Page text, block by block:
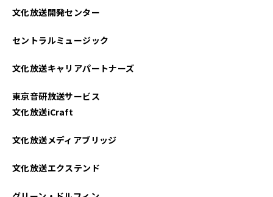
文化放送開発センター
セントラルミュージック
文化放送キャリアパートナーズ
東京音研放送サービス
文化放送iCraft
文化放送メディアブリッジ
文化放送エクステンド